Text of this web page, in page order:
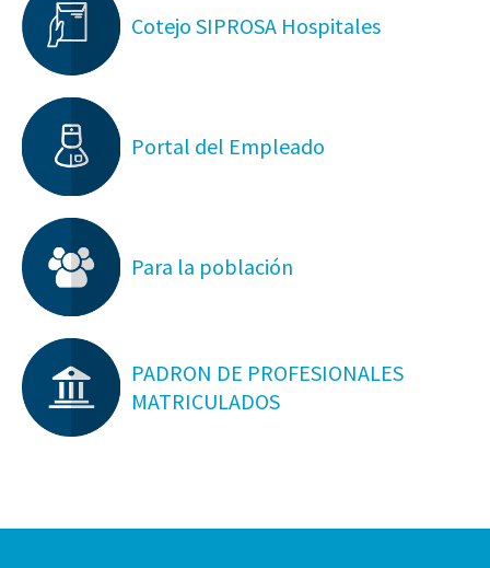
Cotejo SIPROSA Hospitales
Portal del Empleado
Para la población
PADRON DE PROFESIONALES
MATRICULADOS